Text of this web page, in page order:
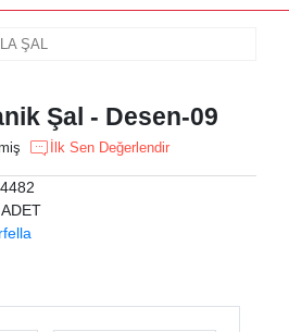
ŞAL
Şal - Desen-09
İlk Sen Değerlendir